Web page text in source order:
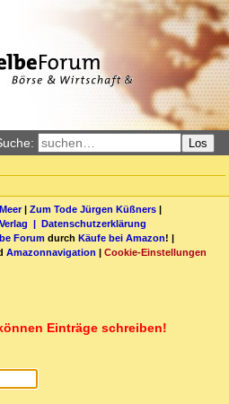
Los
| Zum Tode Jürgen Küßners |
| Datenschutzerklärung
Forum durch Käufe bei Amazon! |
Amazonnavigation | Cookie-Einstellungen
Einträge schreiben!